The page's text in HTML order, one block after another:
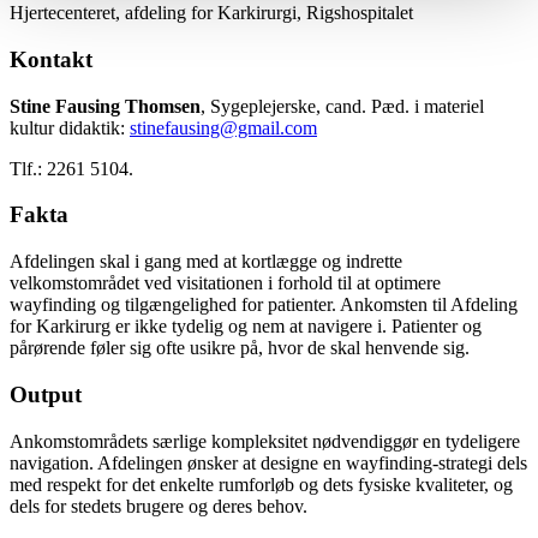
Hjertecenteret, afdeling for Karkirurgi, Rigshospitalet
Kontakt
Stine Fausing Thomsen, Sygeplejerske, cand. Pæd. i materiel
kultur didaktik: stinefausing@gmail.com
Tlf.: 2261 5104.
Fakta
Afdelingen skal i gang med at kortlægge og indrette
velkomstområdet ved visitationen i forhold til at optimere
wayfinding og tilgængelighed for patienter. Ankomsten til Afdeling
for Karkirurg er ikke tydelig og nem at navigere i. Patienter og
pårørende føler sig ofte usikre på, hvor de skal henvende sig.
Output
Ankomstområdets særlige kompleksitet nødvendiggør en tydeligere
navigation. Afdelingen ønsker at designe en wayfinding-strategi dels
med respekt for det enkelte rumforløb og dets fysiske kvaliteter, og
dels for stedets brugere og deres behov.